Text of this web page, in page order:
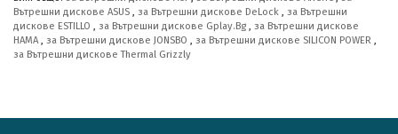
Вътрешни дискове ASUS , за Вътрешни дискове DeLock , за Вътрешни
дискове ESTILLO , за Вътрешни дискове Gplay.Bg , за Вътрешни дискове
HAMA, за Вътрешни дискове JONSBO , за Вътрешни дискове SILICON POWER ,
за Вътрешни дискове Thermal Grizzly